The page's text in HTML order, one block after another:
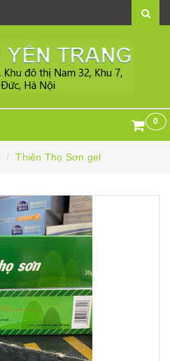
0
Thiên Thọ Sơn gel